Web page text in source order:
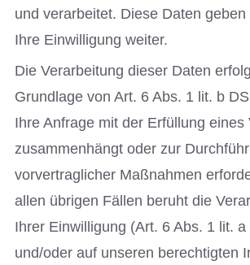
und verarbeitet. Diese Daten
Ihre Einwilligung weiter.
Die Verarbeitung dieser Daten
Grundlage von Art. 6 Abs. 1 lit. b
Ihre Anfrage mit der Erfüllung eines
zusammenhängt oder zur
vorvertraglicher Maßnahmen
allen übrigen Fällen beruht die
Ihrer Einwilligung (Art. 6 Abs. 1 lit. a
und/oder auf unseren berechtigten